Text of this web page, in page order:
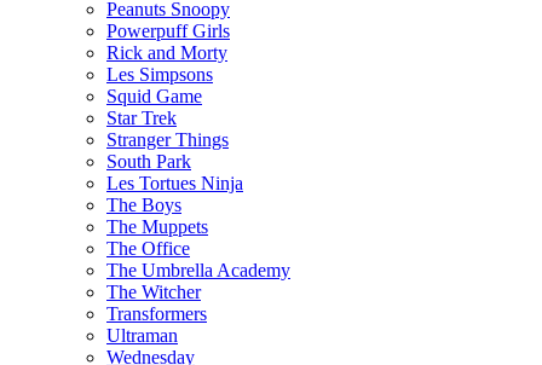
Peanuts Snoopy
Powerpuff Girls
Rick and Morty
Les Simpsons
Squid Game
Star Trek
Stranger Things
South Park
Les Tortues Ninja
The Boys
The Muppets
The Office
The Umbrella Academy
The Witcher
Transformers
Ultraman
Wednesday